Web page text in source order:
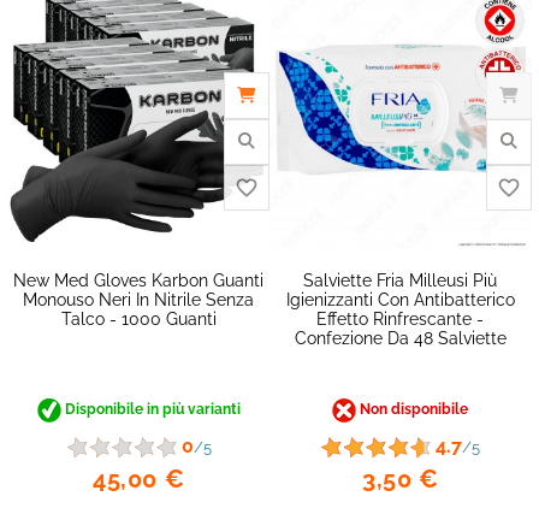
New Med Gloves Karbon Guanti
Monouso Neri In Nitrile Senza
Talco - 1000 Guanti
Disponibile in più varianti
0/5
45,00 €
Salviette Fria Milleusi Più
Igienizzanti Con Antibatterico
Effetto Rinfrescante -
Confezione Da 48 Salviette
Non disponibile
4.7/5
3,50 €